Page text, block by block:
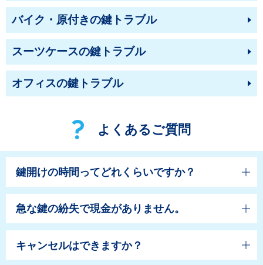
バイク・原付きの鍵トラブル
スーツケースの鍵トラブル
オフィスの鍵トラブル
よくあるご質問
鍵開けの時間ってどれくらいですか？
急な鍵の紛失で現金がありません。
キャンセルはできますか？